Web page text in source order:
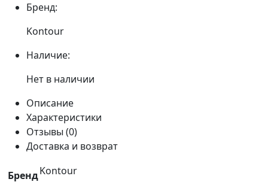
Бренд:
Kontour
Наличие:
Нет в наличии
Описание
Характеристики
Отзывы (0)
Доставка и возврат
БрендKontour